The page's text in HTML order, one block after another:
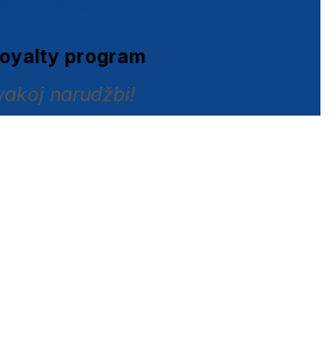
program
narudžbi!